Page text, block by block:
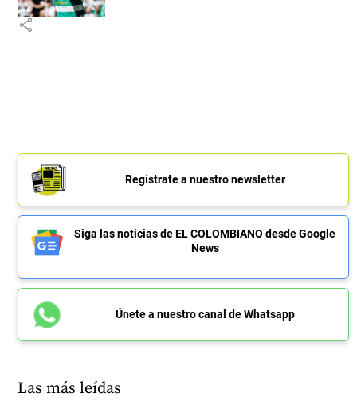
share
Regístrate a nuestro newsletter
Siga las noticias de EL COLOMBIANO desde Google
News
Únete a nuestro canal de Whatsapp
Las más leídas